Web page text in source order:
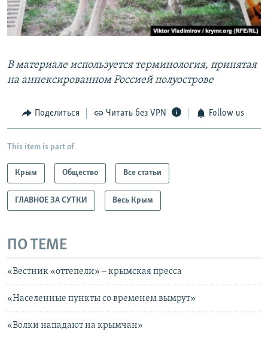
В материале используется терминология, принятая
на аннексированном Россией полуострове
Поделиться Читать без VPN Follow us
This item is part of
Крым Общество Все статьи
ГЛАВНОЕ ЗА СУТКИ Весь Крым
ПО ТЕМЕ
«Вестник «оттепели» ‒ крымская пресса
«Населенные пункты со временем вымрут»
«Волки нападают на крымчан»